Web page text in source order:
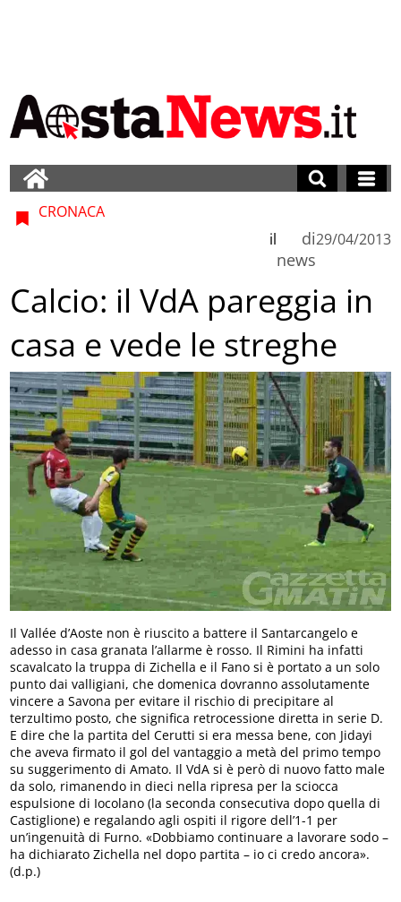
CRONACA
di
news
il 29/04/2013
Calcio: il VdA pareggia in
casa e vede le streghe
Il Vallée d’Aoste non è riuscito a battere il Santarcangelo e
adesso in casa granata l’allarme è rosso. Il Rimini ha infatti
scavalcato la truppa di Zichella e il Fano si è portato a un solo
punto dai valligiani, che domenica dovranno assolutamente
vincere a Savona per evitare il rischio di precipitare al
terzultimo posto, che significa retrocessione diretta in serie D.
E dire che la partita del Cerutti si era messa bene, con Jidayi
che aveva firmato il gol del vantaggio a metà del primo tempo
su suggerimento di Amato. Il VdA si è però di nuovo fatto male
da solo, rimanendo in dieci nella ripresa per la sciocca
espulsione di Iocolano (la seconda consecutiva dopo quella di
Castiglione) e regalando agli ospiti il rigore dell’1-1 per
un’ingenuità di Furno. «Dobbiamo continuare a lavorare sodo –
ha dichiarato Zichella nel dopo partita – io ci credo ancora».
(d.p.)